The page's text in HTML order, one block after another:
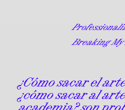
Breaking
¿Cómo sacar el
¿cómo sacar al